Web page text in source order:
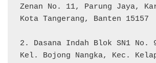
Zenan No. 11, Parung Jaya,
Kota Tangerang, Banten 15157
2. Dasana Indah Blok SN1 No.
Kel. Bojong Nangka, Kec.